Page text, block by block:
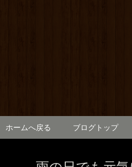
和元か
コンテンツへ移動
ホームへ戻る ブログトップ